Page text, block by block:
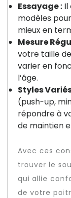
Essayage : Il
modèles
mieux en
Mesure
votre taille
varier en
l’âge.
Styles
(push-up,
répondre à
de maintien
Avec ces
trouver le
qui allie
de votre